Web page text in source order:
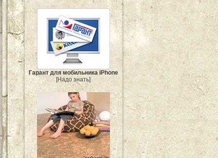
Гарант для мобильника iPhone
[Надо знать]